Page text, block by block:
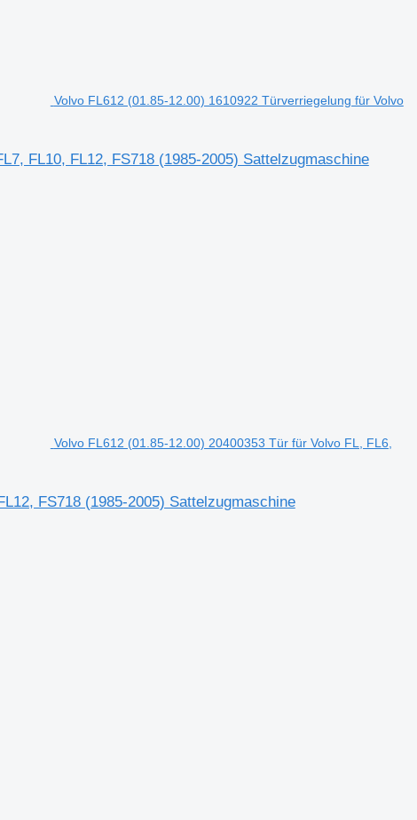
Volvo FL612 (01.85-12.00) 1610922 Türverriegelung für Volvo
FL10, FL12, FS718 (1985-2005) Sattelzugmaschine
Volvo FL612 (01.85-12.00) 20400353 Tür für Volvo FL, FL6,
FS718 (1985-2005) Sattelzugmaschine